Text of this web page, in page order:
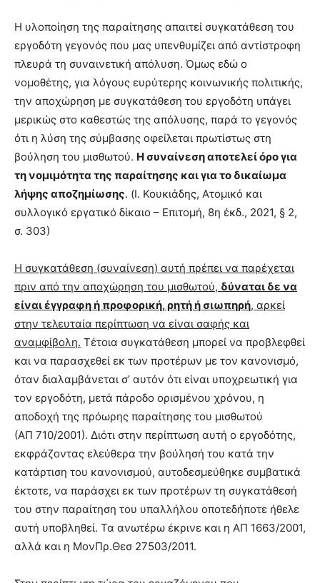
Η υλοποίηση της παραίτησης απαιτεί συγκατάθεση του
εργοδότη γεγονός που μας υπενθυμίζει από αντίστροφη
πλευρά τη συναινετική απόλυση. Όμως εδώ ο
νομοθέτης, για λόγους ευρύτερης κοινωνικής πολιτικής,
την αποχώρηση με συγκατάθεση του εργοδότη υπάγει
μερικώς στο καθεστώς της απόλυσης, παρά το γεγονός
ότι η λύση της σύμβασης οφείλεται πρωτίστως στη
βούληση του μισθωτού. Η συναίνεση αποτελεί όρο για
τη νομιμότητα της παραίτησης και για το δικαίωμα
λήψης αποζημίωσης. (Ι. Κουκιάδης, Ατομικό και
συλλογικό εργατικό δίκαιο – Επιτομή, 8η έκδ., 2021, § 2,
σ. 303)
Η συγκατάθεση (συναίνεση) αυτή πρέπει να παρέχεται
πριν από την αποχώρηση του μισθωτού, δύναται δε να
είναι έγγραφη ή προφορική, ρητή ή σιωπηρή, αρκεί
στην τελευταία περίπτωση να είναι σαφής και
αναμφίβολη. Τέτοια συγκατάθεση μπορεί να προβλεφθεί
και να παρασχεθεί εκ των προτέρων με τον κανονισμό,
όταν διαλαμβάνεται σ’ αυτόν ότι είναι υποχρεωτική για
τον εργοδότη, μετά πάροδο ορισμένου χρόνου, η
αποδοχή της πρόωρης παραίτησης του μισθωτού
(ΑΠ 710/2001). Διότι στην περίπτωση αυτή ο εργοδότης,
εκφράζοντας ελεύθερα την βούλησή του κατά την
κατάρτιση του κανονισμού, αυτοδεσμεύθηκε συμβατικά
έκτοτε, να παράσχει εκ των προτέρων τη συγκατάθεσή
του στην παραίτηση του υπαλλήλου οποτεδήποτε ήθελε
αυτή υποβληθεί. Τα ανωτέρω έκρινε και η ΑΠ 1663/2001,
αλλά και η ΜονΠρ.Θεσ 27503/2011.